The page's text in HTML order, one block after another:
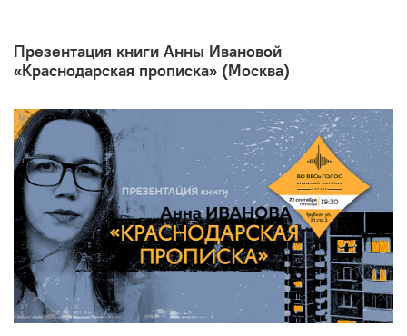
Презентация книги Анны Ивановой
«Краснодарская прописка» (Москва)